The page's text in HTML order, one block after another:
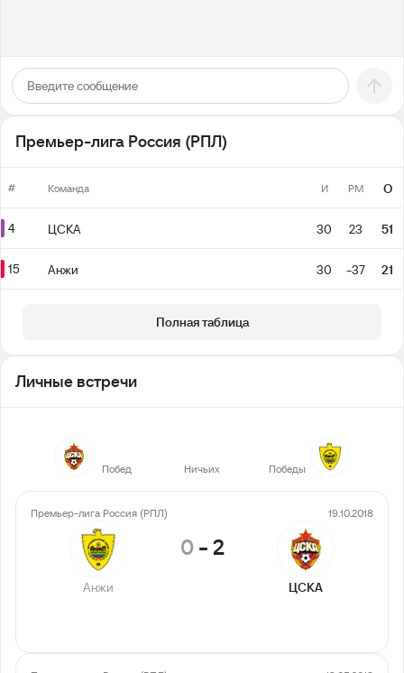
Премьер-лига Россия (РПЛ)
# Команда И РМ О
4 ЦСКА 30 23 51
15 Анжи 30 -37 21
Полная таблица
Личные встречи
Побед Ничьих Победы
Премьер-лига Россия (РПЛ) 19.10.2018
Анжи
0 -2
ЦСКА